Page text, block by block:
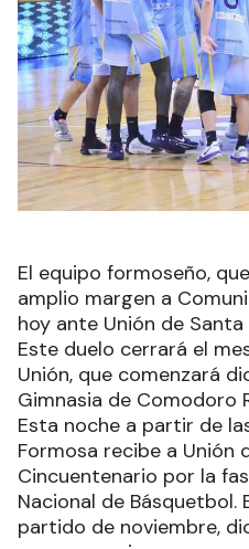
El equipo formoseño,
amplio margen a
hoy ante Unión de
Este duelo cerrará el
Unión, que comenzará
Gimnasia de Comodoro
Esta noche a partir de
Formosa recibe a Unión
Cincuentenario por la
Nacional de Básquetbol.
partido de noviembre,